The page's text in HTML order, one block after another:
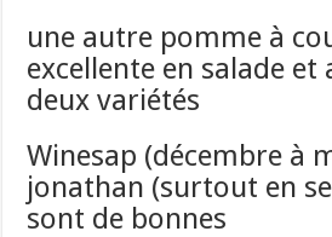
une autre pomme à
excellente en salade et
deux variétés
Winesap (décembre à
jonathan (surtout en
sont de bonnes